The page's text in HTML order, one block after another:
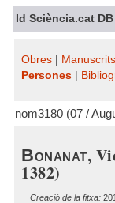
Id Sciència.cat DB
Obres Manuscrits
Persones
nom3180 (07 /
Bonanat,
1382)
Creació de la fitxa: